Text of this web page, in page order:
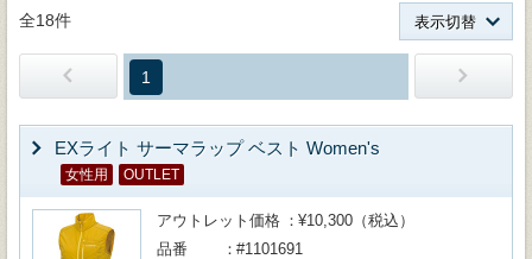
全18件 表示切替
1
EXライト サーマラップ ベスト Women's
女性用 OUTLET
アウトレット価格
¥10,300（税込）
品番
#1101691